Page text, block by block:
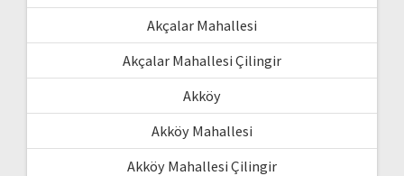
Akçalar Mahallesi
Akçalar Mahallesi Çilingir
Akköy
Akköy Mahallesi
Akköy Mahallesi Çilingir